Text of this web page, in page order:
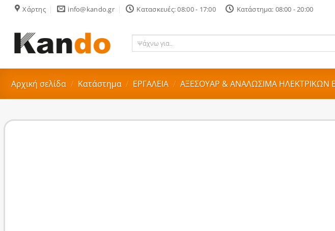
Skip
content
Χάρτης info@kando.gr Κατασκευές: 08:00 - 17:00 Κατάστημα: 08:00 - 20:00
Ψάχνω
Αρχική σελίδα / Κατάστημα / ΕΡΓΑΛΕΙΑ / ΑΞΕΣΟΥΑΡ & ΑΝΑΛΩΣΙΜΑ ΗΛΕΚΤΡΙΚΩΝ